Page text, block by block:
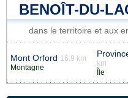
BENOÎT-DU-
dans le territoire et aux
Mont Orford 16.9 km
Montagne
km
Île